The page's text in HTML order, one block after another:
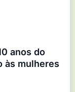
anos do
às mulheres